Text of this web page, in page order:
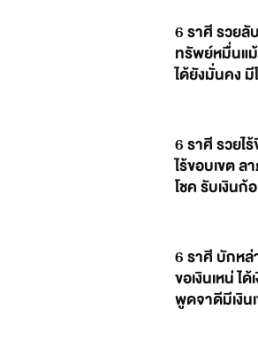
6 ราศี รวย
ทรัพย์หมื่นแ
ได้ยังมั่นคง
6 ราศี รวยไ
ไร้ขอบเขต ล
โชค รับเงินก้
6 ราศี บักหล่
ขอเงินเหน่ ไ
พูดจาดีมีเงิน